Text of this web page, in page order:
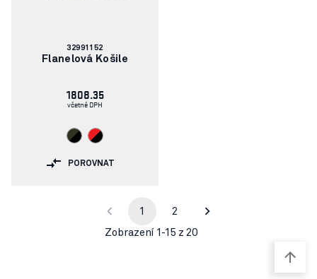
Číslo
článku:
32991152
Flanelová Košile
1808.35
včetně DPH
POROVNAT
1 2
Zobrazení 1-15 z 20